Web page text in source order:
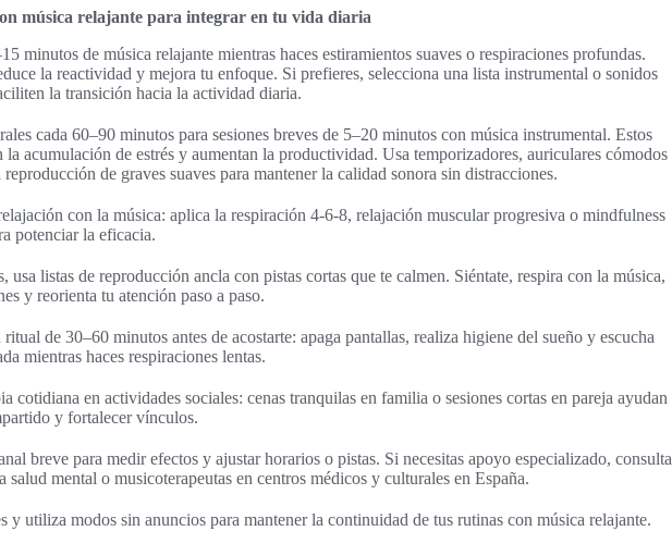
música relajante para integrar en tu vida diaria
minutos de música relajante mientras haces estiramientos suaves o respiraciones profundas.
la reactividad y mejora tu enfoque. Si prefieres, selecciona una lista instrumental o sonidos
la transición hacia la actividad diaria.
cada 60–90 minutos para sesiones breves de 5–20 minutos con música instrumental. Estos
la acumulación de estrés y aumentan la productividad. Usa temporizadores, auriculares cómodos
de graves suaves para mantener la calidad sonora sin distracciones.
con la música: aplica la respiración 4-6-8, relajación muscular progresiva o mindfulness
potenciar la eficacia.
usa listas de reproducción ancla con pistas cortas que te calmen. Siéntate, respira con la música,
y reorienta tu atención paso a paso.
de 30–60 minutos antes de acostarte: apaga pantallas, realiza higiene del sueño y escucha
mientras haces respiraciones lentas.
cotidiana en actividades sociales: cenas tranquilas en familia o sesiones cortas en pareja ayudan
y fortalecer vínculos.
breve para medir efectos y ajustar horarios o pistas. Si necesitas apoyo especializado, consulta
salud mental o musicoterapeutas en centros médicos y culturales en España.
y utiliza modos sin anuncios para mantener la continuidad de tus rutinas con música relajante.